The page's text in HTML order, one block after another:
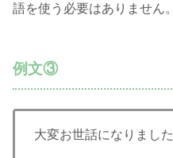
語を使う必要はありません。
例文③
大変お世話になりました